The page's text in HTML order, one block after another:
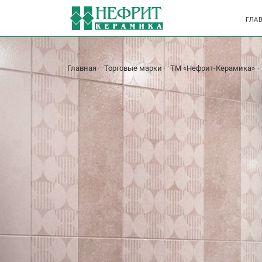
Главная Торговые марки ТМ «Нефрит-Керамика»